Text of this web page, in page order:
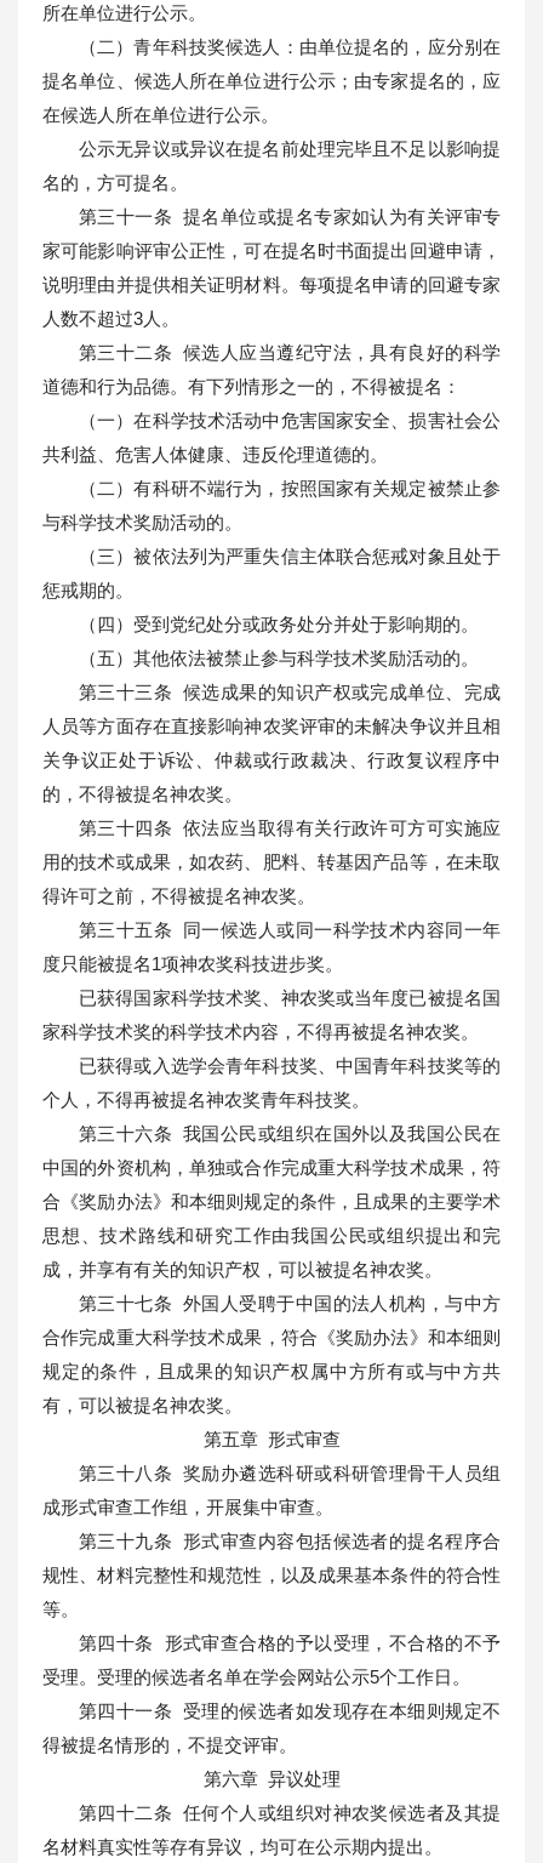
所在单位进行公示。
（二）青年科技奖候选人：由单位提名的，应分别在
提名单位、候选人所在单位进行公示；由专家提名的，应
在候选人所在单位进行公示。
公示无异议或异议在提名前处理完毕且不足以影响提
名的，方可提名。
第三十一条 提名单位或提名专家如认为有关评审专
家可能影响评审公正性，可在提名时书面提出回避申请，
说明理由并提供相关证明材料。每项提名申请的回避专家
人数不超过3人。
第三十二条 候选人应当遵纪守法，具有良好的科学
道德和行为品德。有下列情形之一的，不得被提名：
（一）在科学技术活动中危害国家安全、损害社会公
共利益、危害人体健康、违反伦理道德的。
（二）有科研不端行为，按照国家有关规定被禁止参
与科学技术奖励活动的。
（三）被依法列为严重失信主体联合惩戒对象且处于
惩戒期的。
（四）受到党纪处分或政务处分并处于影响期的。
（五）其他依法被禁止参与科学技术奖励活动的。
第三十三条 候选成果的知识产权或完成单位、完成
人员等方面存在直接影响神农奖评审的未解决争议并且相
关争议正处于诉讼、仲裁或行政裁决、行政复议程序中
的，不得被提名神农奖。
第三十四条 依法应当取得有关行政许可方可实施应
用的技术或成果，如农药、肥料、转基因产品等，在未取
得许可之前，不得被提名神农奖。
第三十五条 同一候选人或同一科学技术内容同一年
度只能被提名1项神农奖科技进步奖。
已获得国家科学技术奖、神农奖或当年度已被提名国
家科学技术奖的科学技术内容，不得再被提名神农奖。
已获得或入选学会青年科技奖、中国青年科技奖等的
个人，不得再被提名神农奖青年科技奖。
第三十六条 我国公民或组织在国外以及我国公民在
中国的外资机构，单独或合作完成重大科学技术成果，符
合《奖励办法》和本细则规定的条件，且成果的主要学术
思想、技术路线和研究工作由我国公民或组织提出和完
成，并享有有关的知识产权，可以被提名神农奖。
第三十七条 外国人受聘于中国的法人机构，与中方
合作完成重大科学技术成果，符合《奖励办法》和本细则
规定的条件，且成果的知识产权属中方所有或与中方共
有，可以被提名神农奖。
第五章 形式审查
第三十八条 奖励办遴选科研或科研管理骨干人员组
成形式审查工作组，开展集中审查。
第三十九条 形式审查内容包括候选者的提名程序合
规性、材料完整性和规范性，以及成果基本条件的符合性
等。
第四十条 形式审查合格的予以受理，不合格的不予
受理。受理的候选者名单在学会网站公示5个工作日。
第四十一条 受理的候选者如发现存在本细则规定不
得被提名情形的，不提交评审。
第六章 异议处理
第四十二条 任何个人或组织对神农奖候选者及其提
名材料真实性等存有异议，均可在公示期内提出。